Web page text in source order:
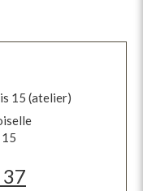
15 (atelier)